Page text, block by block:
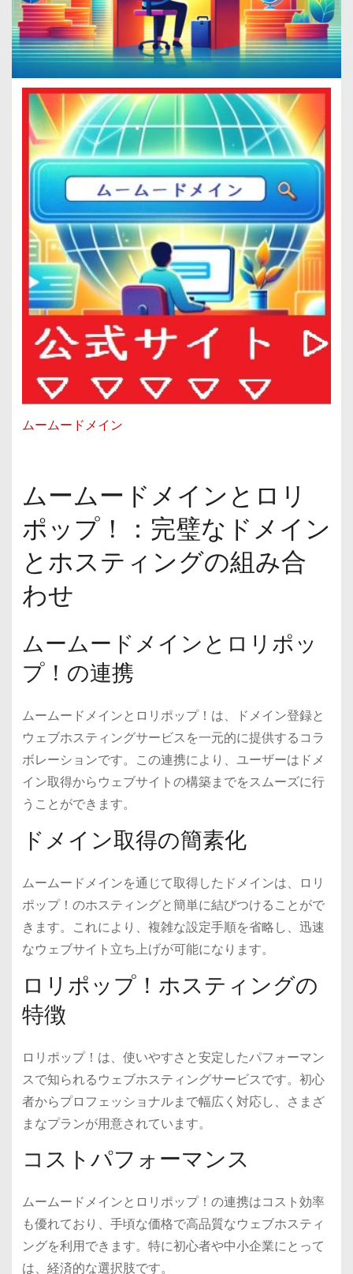
ムームードメイン
ムームードメインとロリ
ポップ！：完璧なドメイン
とホスティングの組み合
わせ
ムームードメインとロリポッ
プ！の連携
ムームードメインとロリポップ！は、ドメイン登録と
ウェブホスティングサービスを一元的に提供するコラ
ボレーションです。この連携により、ユーザーはドメ
イン取得からウェブサイトの構築までをスムーズに行
うことができます。
ドメイン取得の簡素化
ムームードメインを通じて取得したドメインは、ロリ
ポップ！のホスティングと簡単に結びつけることがで
きます。これにより、複雑な設定手順を省略し、迅速
なウェブサイト立ち上げが可能になります。
ロリポップ！ホスティングの
特徴
ロリポップ！は、使いやすさと安定したパフォーマン
スで知られるウェブホスティングサービスです。初心
者からプロフェッショナルまで幅広く対応し、さまざ
まなプランが用意されています。
コストパフォーマンス
ムームードメインとロリポップ！の連携はコスト効率
も優れており、手頃な価格で高品質なウェブホスティ
ングを利用できます。特に初心者や中小企業にとって
は、経済的な選択肢です。